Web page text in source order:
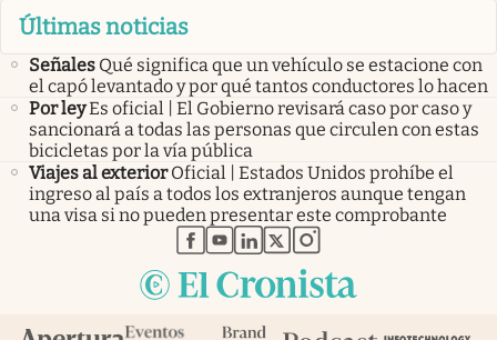
Últimas noticias
Señales Qué significa que un vehículo se estacione con
el capó levantado y por qué tantos conductores lo hacen
Por leyEs oficial | El Gobierno revisará caso por caso y
sancionará a todas las personas que circulen con estas
bicicletas por la vía pública
Viajes al exterior Oficial | Estados Unidos prohíbe el
ingreso al país a todos los extranjeros aunque tengan
una visa si no pueden presentar este comprobante
abre en nueva pestaña
abre en nueva pestaña
abre en nueva pestaña
abre en nueva pestaña
abre en nueva pestaña